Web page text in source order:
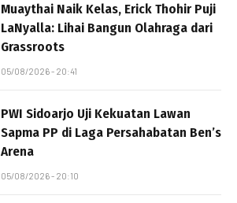
Muaythai Naik Kelas, Erick Thohir Puji
LaNyalla: Lihai Bangun Olahraga dari
Grassroots
05/08/2026 - 20:41
PWI Sidoarjo Uji Kekuatan Lawan
Sapma PP di Laga Persahabatan Ben’s
Arena
05/08/2026 - 20:10